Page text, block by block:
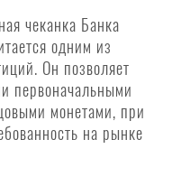
чеканка Банка
одним из
Он позволяет
первоначальными
монетами, при
на рынке